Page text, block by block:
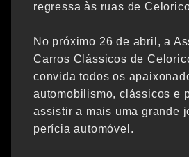
regressa às ruas de
No próximo 26 de abril, a
Carros Clássicos de
convida todos os
automobilismo, clássicos e
assistir a mais uma grande
perícia automóvel.